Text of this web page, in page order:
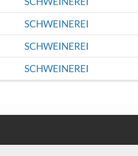
SCHWEINEREI
SCHWEINEREI
SCHWEINEREI